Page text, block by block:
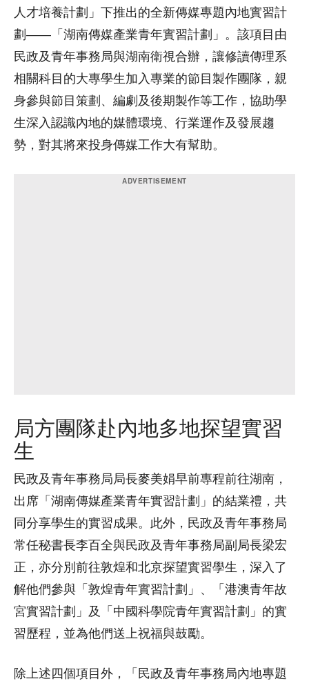
人才培養計劃」下推出的全新傳媒專題內地實習計
劃——「湖南傳媒產業青年實習計劃」。該項目由
民政及青年事務局與湖南衛視合辦，讓修讀傳理系
相關科目的大專學生加入專業的節目製作團隊，親
身參與節目策劃、編劇及後期製作等工作，協助學
生深入認識內地的媒體環境、行業運作及發展趨
勢，對其將來投身傳媒工作大有幫助。
局方團隊赴內地多地探望實習
生
民政及青年事務局局長麥美娟早前專程前往湖南，
出席「湖南傳媒產業青年實習計劃」的結業禮，共
同分享學生的實習成果。此外，民政及青年事務局
常任秘書長李百全與民政及青年事務局副局長梁宏
正，亦分別前往敦煌和北京探望實習學生，深入了
解他們參與「敦煌青年實習計劃」、「港澳青年故
宮實習計劃」及「中國科學院青年實習計劃」的實
習歷程，並為他們送上祝福與鼓勵。
除上述四個項目外，「民政及青年事務局內地專題